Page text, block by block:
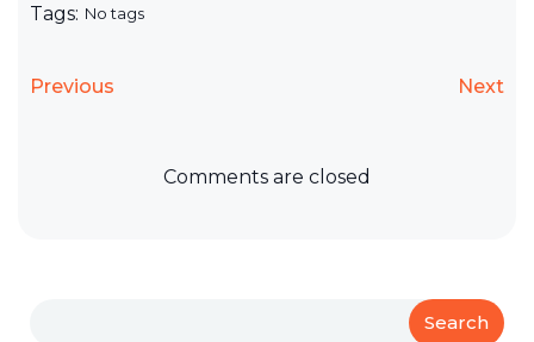
Tags: No tags
Previous Next
Comments are closed
Search